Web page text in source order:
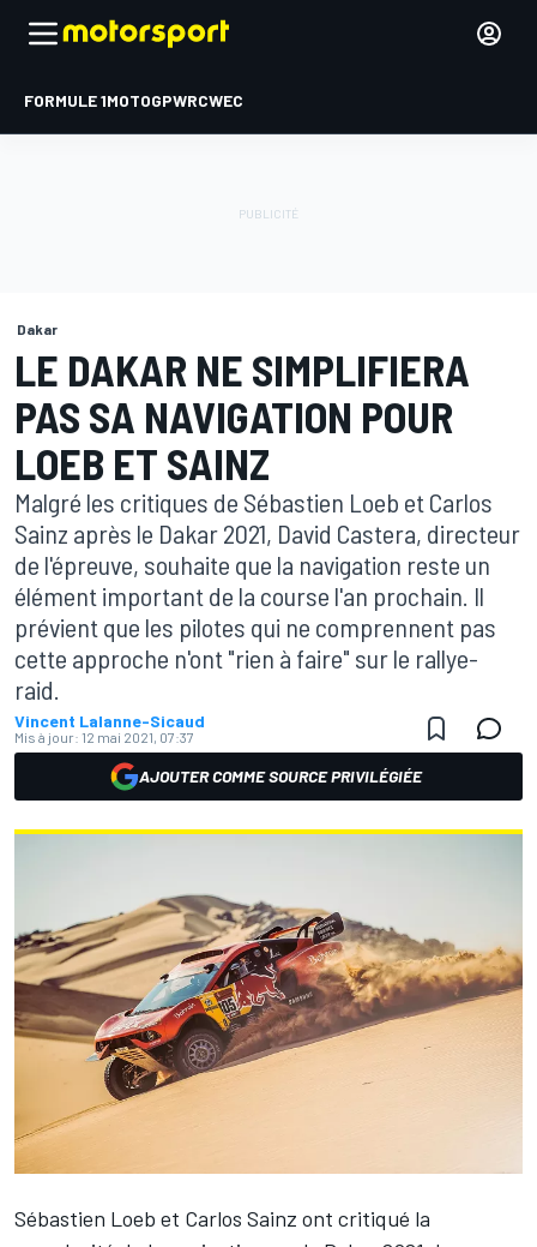
FORMULE 1MOTOGPWRCWEC
Dakar
LE DAKAR NE SIMPLIFIERA
PAS SA NAVIGATION POUR
LOEB ET SAINZ
Malgré les critiques de Sébastien Loeb et Carlos
Sainz après le Dakar 2021, David Castera, directeur
de l'épreuve, souhaite que la navigation reste un
élément important de la course l'an prochain. Il
prévient que les pilotes qui ne comprennent pas
cette approche n'ont "rien à faire" sur le rallye-
raid.
Vincent Lalanne-Sicaud
Mis à jour: 12 mai 2021, 07:37
AJOUTER COMME SOURCE PRIVILÉGIÉE
Sébastien Loeb et Carlos Sainz ont critiqué la